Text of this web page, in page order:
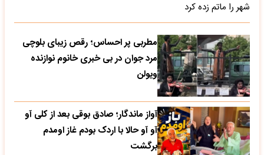
شهر را ماتم زده کرد
مطربی پر احساس؛ رقص زیبای بلوچی
مرد جوان در بی خبری خانوم نوازنده
ویولن
آواز ماندگار؛ صادق بوقی بعد از کلی آو
آو آو حالا با اردک بودم غاز اومدم
برگشت